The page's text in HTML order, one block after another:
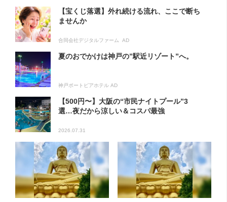
【宝くじ落選】外れ続ける流れ、ここで断ち
ませんか
合同会社デジタルファーム AD
夏のおでかけは神戸の”駅近リゾート”へ。
神戸ポートピアホテル AD
【500円〜】大阪の“市民ナイトプール”3
選…夜だから涼しい＆コスパ最強
2026.07.31